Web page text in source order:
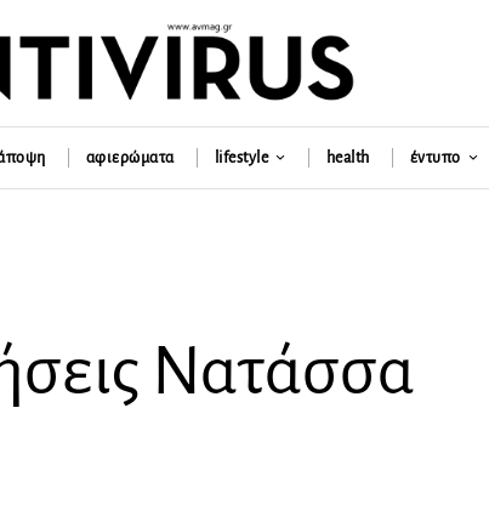
αφιερώματα lifestyle health έντυπο
Νατάσσα